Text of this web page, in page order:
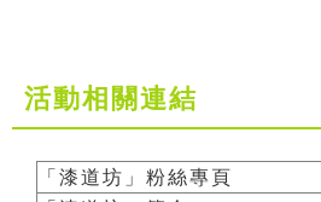
活動相關連結
「漆道坊」粉絲專頁